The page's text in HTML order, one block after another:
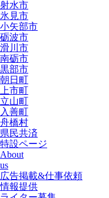
射水市
氷見市
小矢部市
砺波市
滑川市
南砺市
黒部市
朝日町
上市町
立山町
入善町
舟橋村
県民共済
特設ページ
About
us
広告掲載&仕事依頼
情報提供